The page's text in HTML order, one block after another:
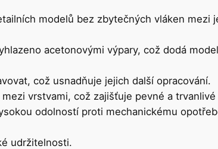
modelů bez zbytečných vláken mezi
acetonovými výpary, což dodá
což usnadňuje jejich další opracování.
vrstvami, což zajišťuje pevné a
odolností proti mechanickému
udržitelnosti.